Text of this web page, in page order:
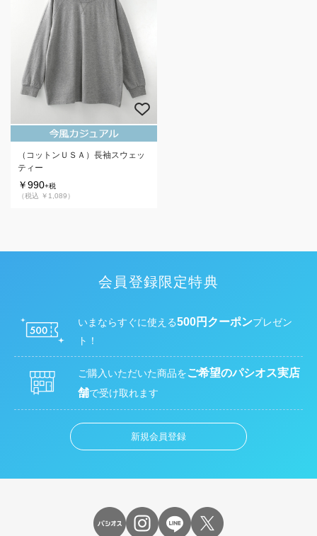
（コットンＵＳＡ）長袖スウェッ
ティー
￥990+税
（税込 ￥1,089）
会員登録限定特典
いまならすぐに使える500円クーポンプレゼン
ト！
ご購入いただいた商品をご希望のパシオス実店
舗で受け取れます
新規会員登録